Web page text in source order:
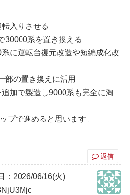
入りさせる
30000系を置き換える
に運転台復元改造や短編成化改
の置き換えに活用
加で製造し9000系も完全に淘
プで進めると思います。
返信
：2026/06/16(火)